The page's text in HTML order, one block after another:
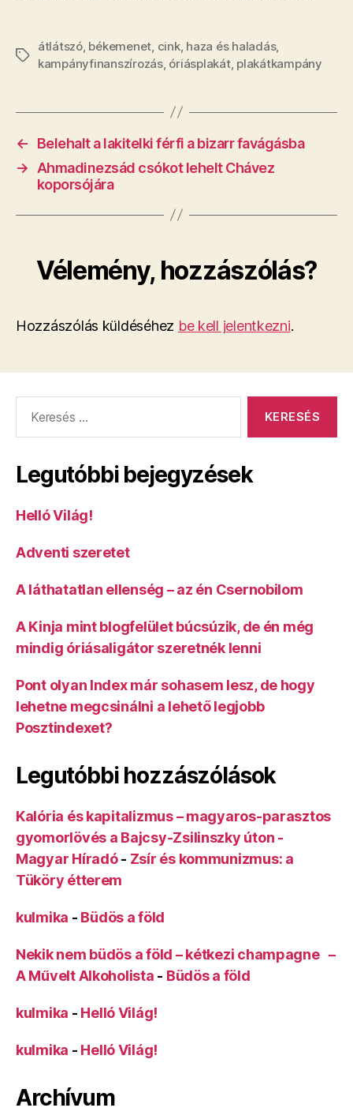
Címkék
átlátszó, békemenet cink, haza és haladás,
kampányfinanszírozás, óriásplakát, plakátkampány
←
Belehalt a lakitelki férfi a bizarr favágásba
→
Ahmadinezsád csókot lehelt Chávez
koporsójára
Vélemény, hozzászólás?
Hozzászólás küldéséhez be kell jelentkezni.
Legutóbbi bejegyzések
Helló Világ!
Adventi szeretet
A láthatatlan ellenség – az én Csernobilom
A Kinja mint blogfelület búcsúzik, de én még
mindig óriásaligátor szeretnék lenni
Pont olyan Index már sohasem lesz, de hogy
lehetne megcsinálni a lehető legjobb
Posztindexet?
Legutóbbi hozzászólások
Kalória és kapitalizmus – magyaros-parasztos
gyomorlövés a Bajcsy-Zsilinszky úton -
Magyar Híradó- Zsír és kommunizmus: a
Tüköry étterem
kulmika - Büdös a föld
Nekik nem büdös a föld – kétkezi champagne –
A Művelt Alkoholista - Büdös a föld
kulmika - Helló Világ!
kulmika - Helló Világ!
Archívum